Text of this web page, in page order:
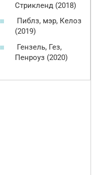
Стрикленд (2018)
Пиблз, мэр, Келоз
(2019)
Гензель, Гез,
Пенроуз (2020)